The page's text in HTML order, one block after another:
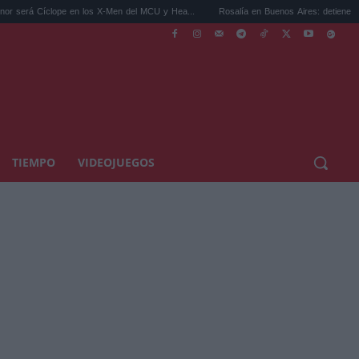
en los X-Men del MCU y Hea... Rosalía en Buenos Aires: detiene el tráfico y se
TIEMPO VIDEOJUEGOS